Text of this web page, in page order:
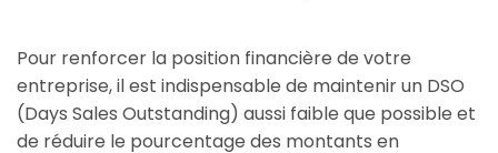
Pour renforcer la position financière de votre
entreprise, il est indispensable de maintenir un DSO
(Days Sales Outstanding) aussi faible que possible et
de réduire le pourcentage des montants en